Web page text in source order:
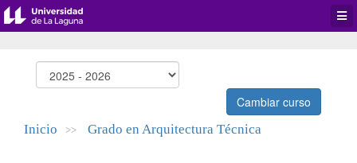
Cambiar curso
Inicio >> Grado en Arquitectura Técnica